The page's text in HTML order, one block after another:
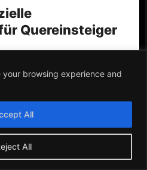
your browsing experience and
All
All
Quereinsteiger
Stipendien und
helfen können, die
kann ich als